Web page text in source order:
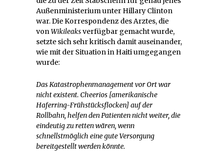
Außenministerium unter Hillary Clinton
war. Die Korrespondenz des Arztes, die
vonWikileaksverfügbar gemacht wurde,
setzte sich sehr kritisch damit auseinander,
wie mit der Situation in Haiti umgegangen
wurde:
Das Katastrophenmanagement vor Ort war
nicht existent. Cheerios [amerikanische
Haferring-Frühstücksflocken] auf der
Rollbahn, helfen den Patienten nicht weiter, die
eindeutig zu retten wären, wenn
schnellstmöglich eine gute Versorgung
bereitgestellt werden könnte.